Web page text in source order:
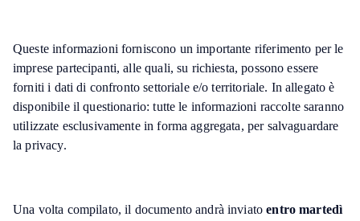
Queste informazioni forniscono un importante riferimento per le
imprese partecipanti, alle quali, su richiesta, possono essere
forniti i dati di confronto settoriale e/o territoriale. In allegato è
disponibile il questionario: tutte le informazioni raccolte saranno
utilizzate esclusivamente in forma aggregata, per salvaguardare
la privacy.
Una volta compilato, il documento andrà inviatoentro martedì